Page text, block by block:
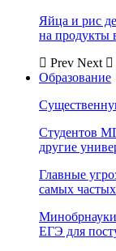
Яйца и рис
на продукты
Prev Next
Образование
Студентов
другие
Главные
самых
ЕГЭ для